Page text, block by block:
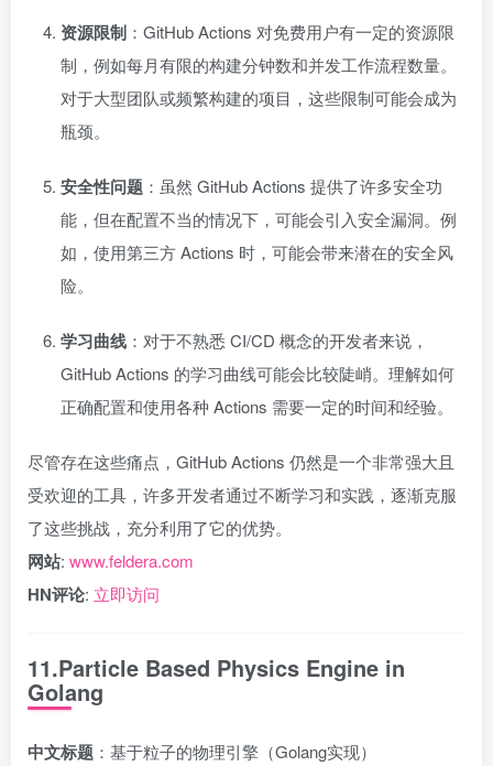
资源限制 ：GitHub Actions 对免费用户有一定的资源限
制，例如每月有限的构建分钟数和并发工作流程数量。
对于大型团队或频繁构建的项目，这些限制可能会成为
瓶颈。
安全性问题 ：虽然 GitHub Actions 提供了许多安全功
能，但在配置不当的情况下，可能会引入安全漏洞。例
如，使用第三方 Actions 时，可能会带来潜在的安全风
险。
学习曲线 ：对于不熟悉 CI/CD 概念的开发者来说，
GitHub Actions 的学习曲线可能会比较陡峭。理解如何
正确配置和使用各种 Actions 需要一定的时间和经验。
尽管存在这些痛点，GitHub Actions 仍然是一个非常强大且
受欢迎的工具，许多开发者通过不断学习和实践，逐渐克服
了这些挑战，充分利用了它的优势。
网站: www.feldera.com
HN评论: 立即访问
11.Particle Based Physics Engine in
Golang
中文标题 ：基于粒子的物理引擎（Golang实现）